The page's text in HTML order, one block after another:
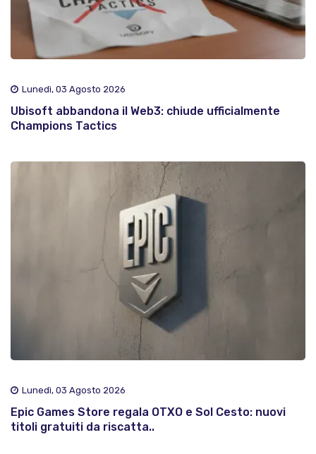
Lunedì, 03 Agosto 2026
Ubisoft abbandona il Web3: chiude ufficialmente
Champions Tactics
Lunedì, 03 Agosto 2026
Epic Games Store regala OTXO e Sol Cesto: nuovi
titoli gratuiti da riscatta..